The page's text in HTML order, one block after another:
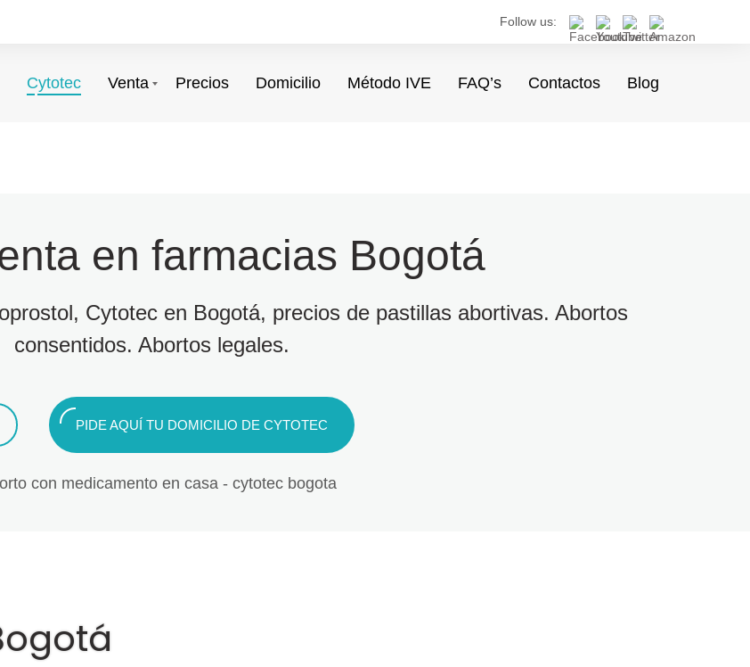
Follow us:
Cytotec Venta Precios Domicilio Método IVE FAQ’s Contactos Blog
en farmacias Bogotá
Cytotec en Bogotá, precios de pastillas abortivas. Abortos
consentidos. Abortos legales.
PIDE AQUÍ TU DOMICILIO DE CYTOTEC